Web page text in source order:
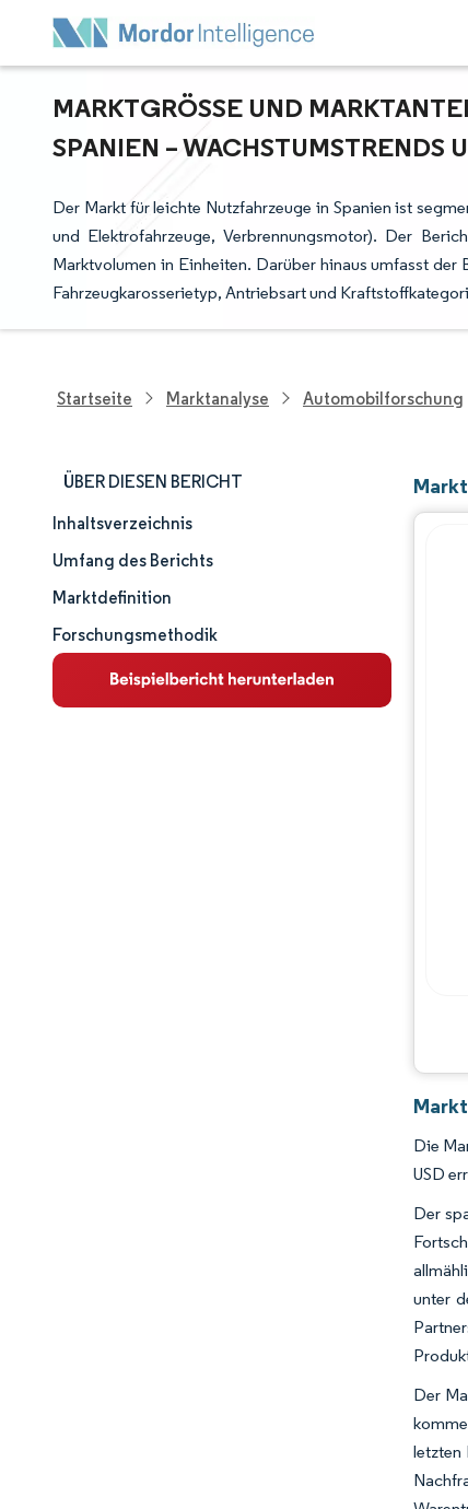
MARKTGRÖSSE UND
PANIEN – WACHSTUMSTRENDS
Der Markt für leichte Nutzfahrzeuge in Spanien ist
und Elektrofahrzeuge, Verbrennungsmotor). Der
Marktvolumen in Einheiten. Darüber hinaus umfasst
Fahrzeugkarosserietyp, Antriebsart und
Startseite Marktanalyse Automobilforschung
ÜBER DIESEN BERICHT
Marktschnappschuss
Marktanalyse
Wichtige Markttrends
Segmentanalyse
Inhaltsverzeichnis
Umfang des Berichts
Marktdefinition
Forschungsmethodik
Die
USD
Der
unter
Der
letzten